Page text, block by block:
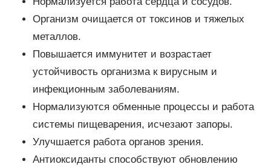
Организм очищается от токсинов и тяжелых
металлов.
Повышается иммунитет и возрастает
устойчивость организма к вирусным и
инфекционным заболеваниям.
Нормализуются обменные процессы и работа
системы пищеварения, исчезают запоры.
Улучшается работа органов зрения.
Антиоксиданты способствуют обновлению